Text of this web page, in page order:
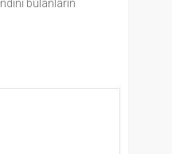
bulanların